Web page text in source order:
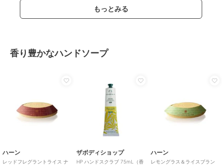
もっとみる
香り豊かなハンドソープ
ハーン
レッドフレグラントライス ナ
ザボディショップ
HP ハンドスクラブ 75mL（香
ハーン
レモングラス＆ライスブラン